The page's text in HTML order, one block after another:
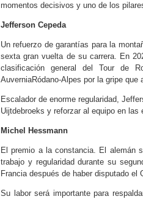
momentos decisivos y uno de los
Jefferson Cepeda
Un refuerzo de garantías para la
sexta gran vuelta de su carrera. En
clasificación general del Tour de
AuverniaRódano-Alpes por la gripe
Escalador de enorme regularidad,
Uijtdebroeks y reforzar al equipo en las
Michel Hessmann
El premio a la constancia. El alemán
trabajo y regularidad durante su
Francia después de haber disputado
Su labor será importante para